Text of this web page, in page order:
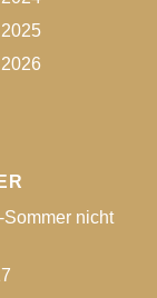
nicht